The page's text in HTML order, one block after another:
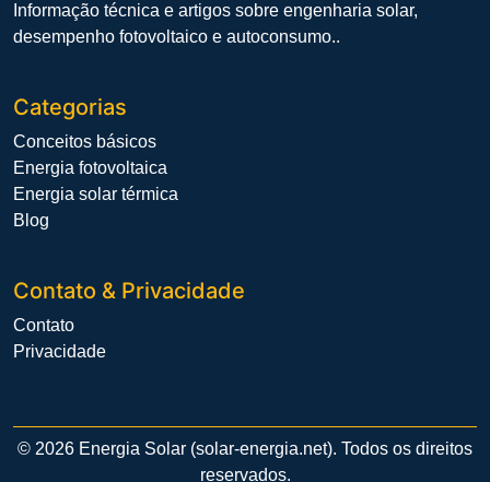
Informação técnica e artigos sobre engenharia solar,
desempenho fotovoltaico e autoconsumo..
Categorias
Conceitos básicos
Energia fotovoltaica
Energia solar térmica
Blog
Contato & Privacidade
Contato
Privacidade
© 2026 Energia Solar (solar-energia.net). Todos os direitos
reservados.